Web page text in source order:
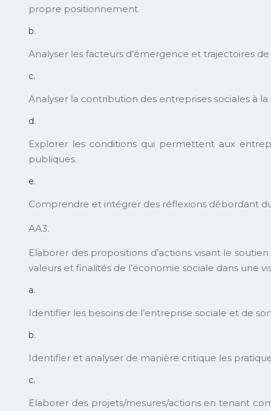
propre positionnement.
b.
Analyser les facteurs d’émergence et trajectoires
c.
Analyser la contribution des entreprises sociales à
d.
Explorer les conditions qui permettent aux
publiques.
e.
Comprendre et intégrer des réflexions débordant
AA3.
Elaborer des propositions d’actions visant le
valeurs et finalités de l’économie sociale dans une
a.
Identifier les besoins de l’entreprise sociale et de
b.
Identifier et analyser de manière critique les
c.
Elaborer des projets/mesures/actions en tenant